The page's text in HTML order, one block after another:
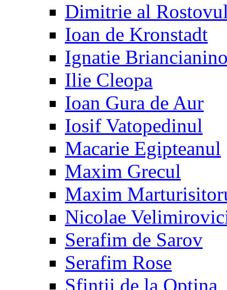
Dimitrie al
Ioan de Kronstadt
Ignatie
Ilie Cleopa
Ioan Gura de Aur
Iosif Vatopedinul
Macarie Egipteanul
Maxim Grecul
Maxim
Nicolae
Serafim de Sarov
Serafim Rose
Sfintii de la Optina